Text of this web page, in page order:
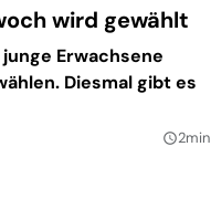
wird gewählt
Erwachsene
Diesmal gibt es
query_builder2min